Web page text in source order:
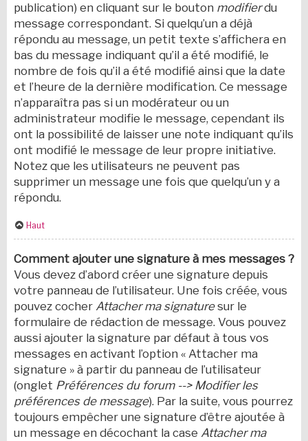
publication) en cliquant sur le bouton modifierdu
message correspondant. Si quelqu’un a déjà
répondu au message, un petit texte s’affichera en
bas du message indiquant qu’il a été modifié, le
nombre de fois qu’il a été modifié ainsi que la date
et l’heure de la dernière modification. Ce message
n’apparaîtra pas si un modérateur ou un
administrateur modifie le message, cependant ils
ont la possibilité de laisser une note indiquant qu’ils
ont modifié le message de leur propre initiative.
Notez que les utilisateurs ne peuvent pas
supprimer un message une fois que quelqu’un y a
répondu.
Haut
Comment ajouter une signature à mes messages ?
Vous devez d’abord créer une signature depuis
votre panneau de l’utilisateur. Une fois créée, vous
pouvez cocher Attacher ma signaturesur le
formulaire de rédaction de message. Vous pouvez
aussi ajouter la signature par défaut à tous vos
messages en activant l’option « Attacher ma
signature » à partir du panneau de l’utilisateur
(onglet Préférences du forum --> Modifier les
préférences de message). Par la suite, vous pourrez
toujours empêcher une signature d’être ajoutée à
un message en décochant la case Attacher ma